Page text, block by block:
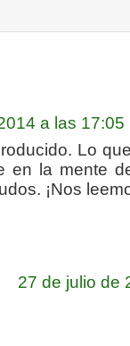
a las 17:05
Lo
en la mente
¡Nos
27 de julio de